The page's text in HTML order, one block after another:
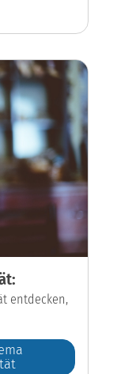
entdecken,